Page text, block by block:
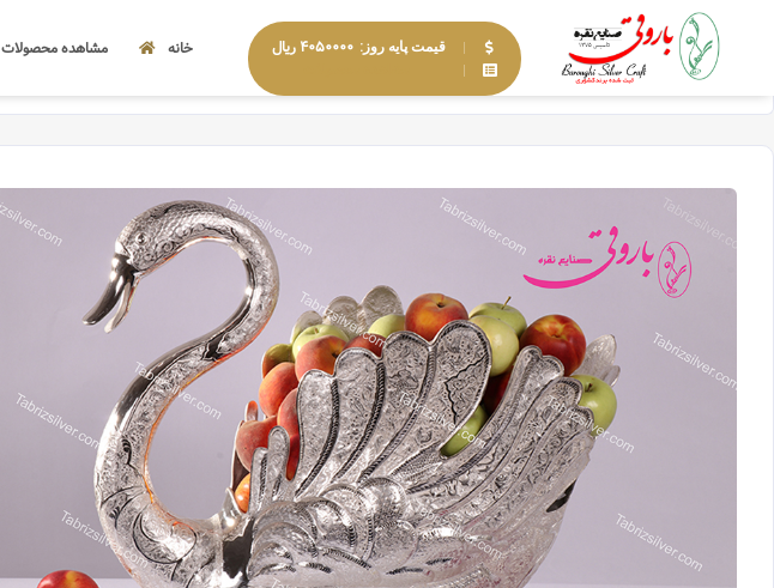
قیمت پایه روز: ۴۰۵۰۰۰۰ ریال
خانه مشاهده محصولات